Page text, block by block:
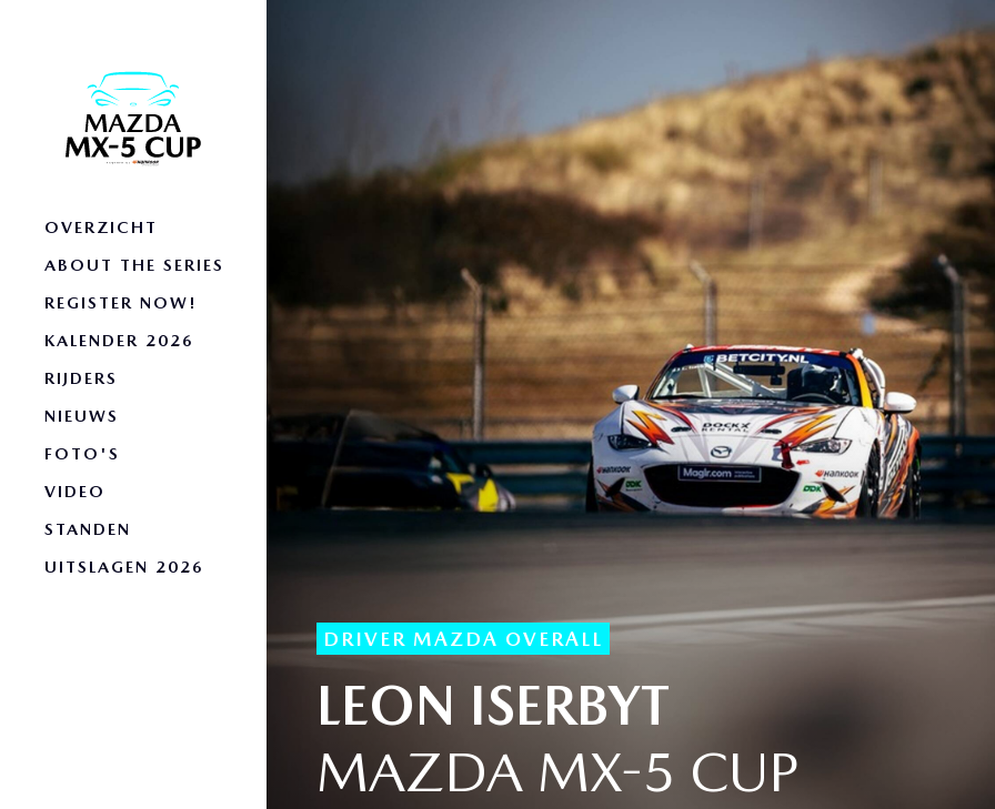
OVERZICHT
ABOUT THE SERIES
REGISTER NOW!
KALENDER 2026
RIJDERS
NIEUWS
FOTO'S
VIDEO
STANDEN
UITSLAGEN 2026
DRIVER MAZDA OVERALL
LEON ISERBYT
MAZDA MX-5 CUP